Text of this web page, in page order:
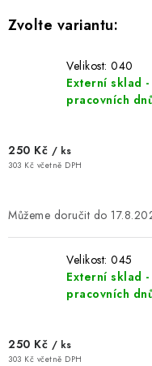
Velikost: 040
Externí sklad
pracovních
250 Kč / ks
303 Kč včetně DPH
Velikost: 045
Externí sklad
pracovních
250 Kč / ks
303 Kč včetně DPH